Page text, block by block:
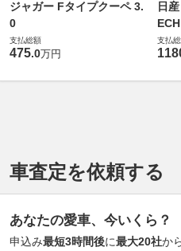
ジャガー Fタイプクーペ 3.
0
支払総額
475.0万円
日
ペッ
支払
車査定を依頼する
あなたの愛車、今いくら？
申込み最短3時間後に最大20社か